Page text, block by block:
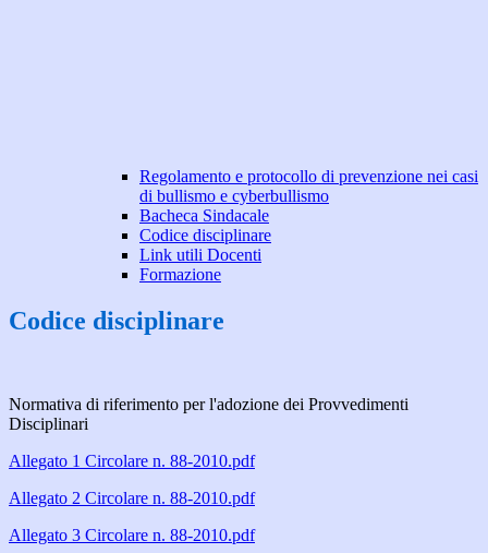
Regolamento e protocollo di prevenzione nei casi
di bullismo e cyberbullismo
Bacheca Sindacale
Codice disciplinare
Link utili Docenti
Formazione
Codice disciplinare
Normativa di riferimento per l'adozione dei Provvedimenti
Disciplinari
Allegato 1 Circolare n. 88-2010.pdf
Allegato 2 Circolare n. 88-2010.pdf
Allegato 3 Circolare n. 88-2010.pdf